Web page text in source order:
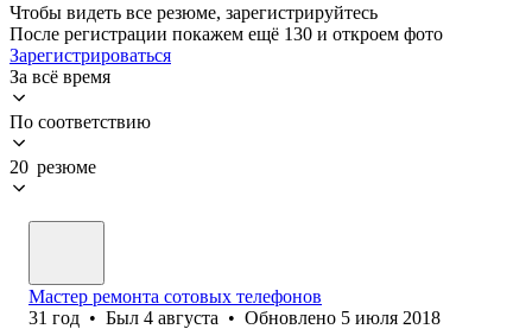
Чтобы видеть все резюме, зарегистрируйтесь
После регистрации покажем ещё 130 и откроем фото
Зарегистрироваться
За всё время
По соответствию
20 резюме
Мастер ремонта сотовых телефонов
31 год • Был 4 августа • Обновлено 5 июля 2018